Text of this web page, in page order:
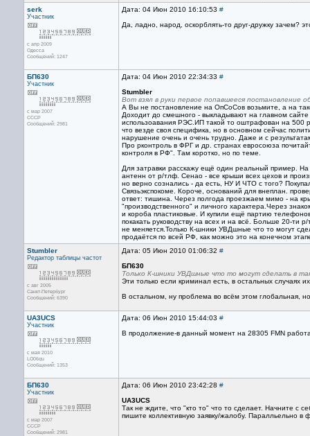
serk
Участник
с апр 2009
Одесса
Сообщений: 1247
Дата: 04 Июн 2010 16:10:53 #
Да, ладно, народ, оскорблять-то друг-дружку зачем?
БП630
Участник
с мар 2007
CCCP
Сообщений: 2981
Дата: 04 Июн 2010 22:34:33 #
Stumbler
Вот взял в руки первое попавшееся постановление
А Вы не постановление на ОпСоСов возьмите, а на
Доходит до смешного - выкладывают на главном
использоавания РЭС.ИП такой то оштрафован на 500
что везде своя специфика, но в основном сейчас
нарушение очень и очень трудно. Даже и с
Про рконтроль в ФРГ и др. странах евросоюза
контроля в РФ". Там коротко, но по теме.
Для затравки расскажу ещё один реальный пример.
антенн от р/тлф. Сенао - все крыши всех цехов и
но верно сознались - да есть, НУ И ЧТО с того?
Связьэкспокоме. Короче, оснований для внеплан.
ответ: тишина. Через полгода проезжаем мимо - на
"производственного" и личного характера.Через
и короба пластиковые. И купили ещё партию
покакать руководству на всех и на всё. Больше 20-ти
не меняется.Только К-шники УВДшные что то могут
продаётся по всей РФ, как можно это на конечном
Stumbler
Редактор таблицы частот
с авг 2005
Санкт-Петербург
Сообщений: 6390
Дата: 05 Июн 2010 01:06:32 #
БП630
Только К-шники УВДшные что то могут сделать в
Эти только если криминал есть, в остальных случаях
В остальном, ну проблема во всём этом глобальная,
UA3UCS
Участник
с мая 2010
LO06qu
Сообщений: 1353
Дата: 06 Июн 2010 15:44:03 #
В продолжение-в данный момент на 28305 FMN
БП630
Участник
с мар 2007
CCCP
Сообщений: 2981
Дата: 06 Июн 2010 23:42:28 #
UA3UCS
Так не ждите, что "кто то" что то сделает. Начните с
пишите коллективную заявку/жалобу. Паралльельно